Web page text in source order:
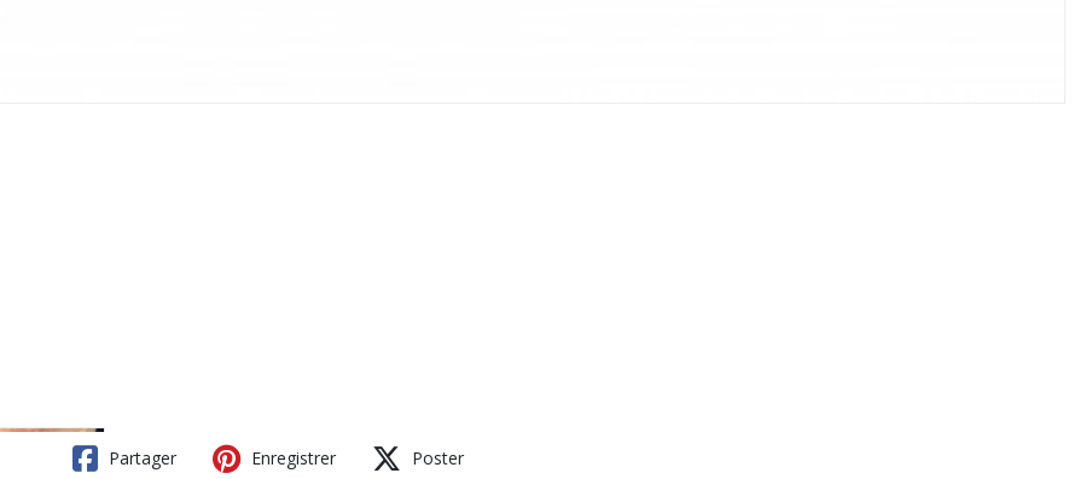
Partager Enregistrer Poster